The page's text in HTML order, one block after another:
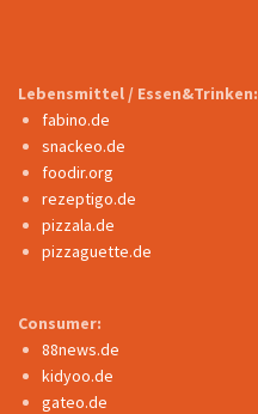
Lebensmittel / Essen&Trinken:
fabino.de
snackeo.de
foodir.org
rezeptigo.de
pizzala.de
pizzaguette.de
Consumer:
88news.de
kidyoo.de
gateo.de